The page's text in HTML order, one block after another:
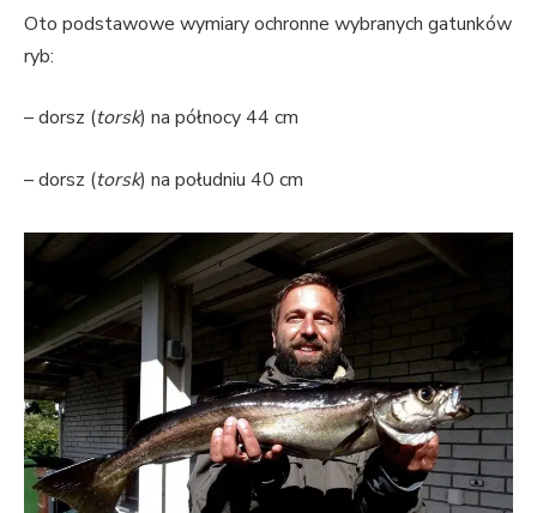
Oto podstawowe wymiary ochronne wybranych gatunków
ryb:
– dorsz (torsk) na północy 44 cm
– dorsz (torsk) na południu 40 cm